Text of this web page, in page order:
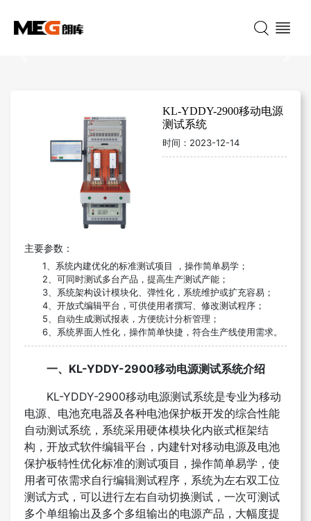
KL-YDDY-2900移动电源
测试系统
时间： 2023-12-14
主要参数：
1、系统内建优化的标准测试项目 ，操作简单易学；
2、可同时测试多台产品，提高生产测试产能；
3、系统架构设计模块化、弹性化，系统维护或扩充容易；
4、开放式编辑平台，可供使用者撰写、修改测试程序；
5、自动生成测试报表，方便统计分析管理；
6、系统界面人性化，操作简单快捷，符合生产线使用需求。
一、KL-YDDY-2900移动电源测试系统介绍
KL-YDDY-2900移动电源测试系统是专业为移动
电源、电池充电器及各种电池保护板开发的综合性能
自动测试系统，系统采用硬体模块化内嵌式框架结
构，开放式软件编辑平台，内建针对移动电源及电池
保护板特性优化标准的测试项目，操作简单易学，使
用者可依需求自行编辑测试程序，系统为左右双工位
测试方式，可以进行左右自动切换测试，一次可测试
多个单组输出及多个多组输出的电源产品，大幅度提